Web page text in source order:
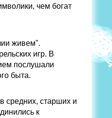
чем богат
живем".
игр. В
послушали
быта.
средних, старших и
к